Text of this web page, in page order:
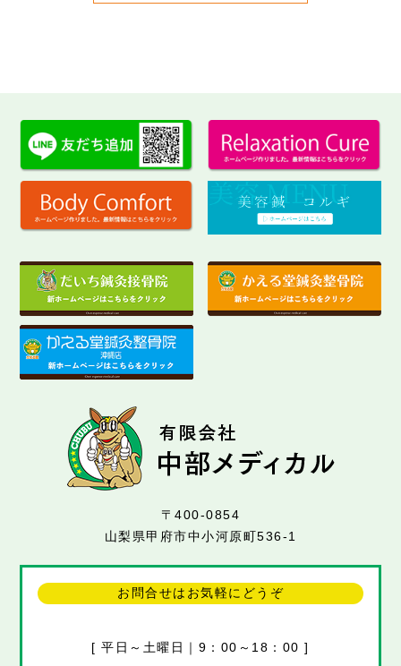
〒400-0854
山梨県甲府市中小河原町536-1
お問合せはお気軽にどうぞ
[ 平日～土曜日｜9：00～18：00 ]